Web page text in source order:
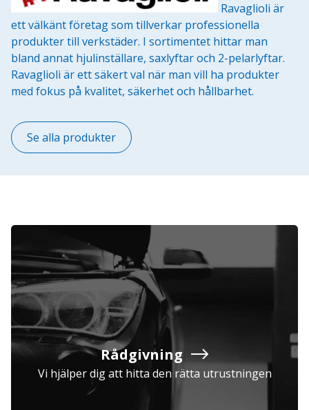
Ravaglioli är
ett välkänt företag som tillverkar professionella
produkter till verkstäder. I sortimentet hittar man
bland annat hjulinställare, saxlyftar och 2-pelarlyftar.
Ravaglioli är ett säkert val när man vill ha produkter
med fokus på kvalitet, säkerhet och hållbarhet.
Se alla produkter
Rådgivning
Vi hjälper dig att hitta den rätta utrustningen